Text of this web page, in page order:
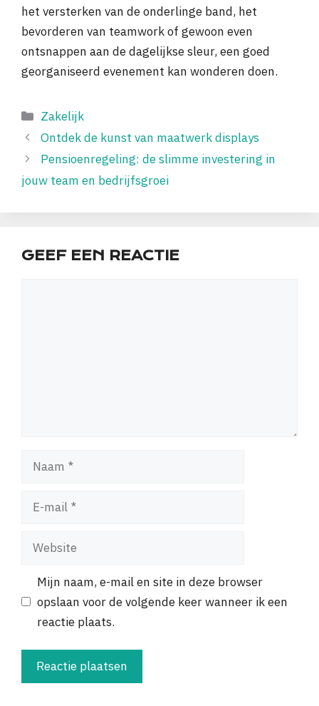
het versterken van de onderlinge band, het
bevorderen van teamwork of gewoon even
ontsnappen aan de dagelijkse sleur, een goed
georganiseerd evenement kan wonderen doen.
Categorieën
Zakelijk
Ontdek de kunst van maatwerk displays
Pensioenregeling: de slimme investering in
jouw team en bedrijfsgroei
GEEF EEN REACTIE
Naam
Website
Mijn naam, e-mail en site in deze browser
opslaan voor de volgende keer wanneer ik een
reactie plaats.